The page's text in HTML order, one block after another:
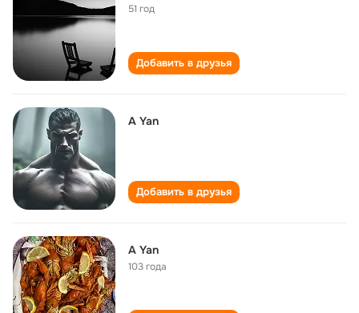
51 год
Добавить в друзья
A Yan
Добавить в друзья
A Yan
103 года